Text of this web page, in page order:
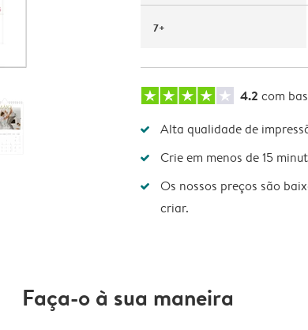
7+
4.2 com
Alta qualidade de
Crie em menos de 15
Os nossos preços são
criar.
Faça-o à sua maneira